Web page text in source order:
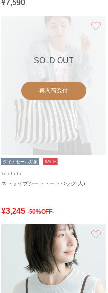
¥7,590
SOLD OUT
再入荷受付
タイムセール対象 SALE
Te chichi
ストライプシートトートバッグ(大)
¥3,245 -50%OFF-
お気に入り